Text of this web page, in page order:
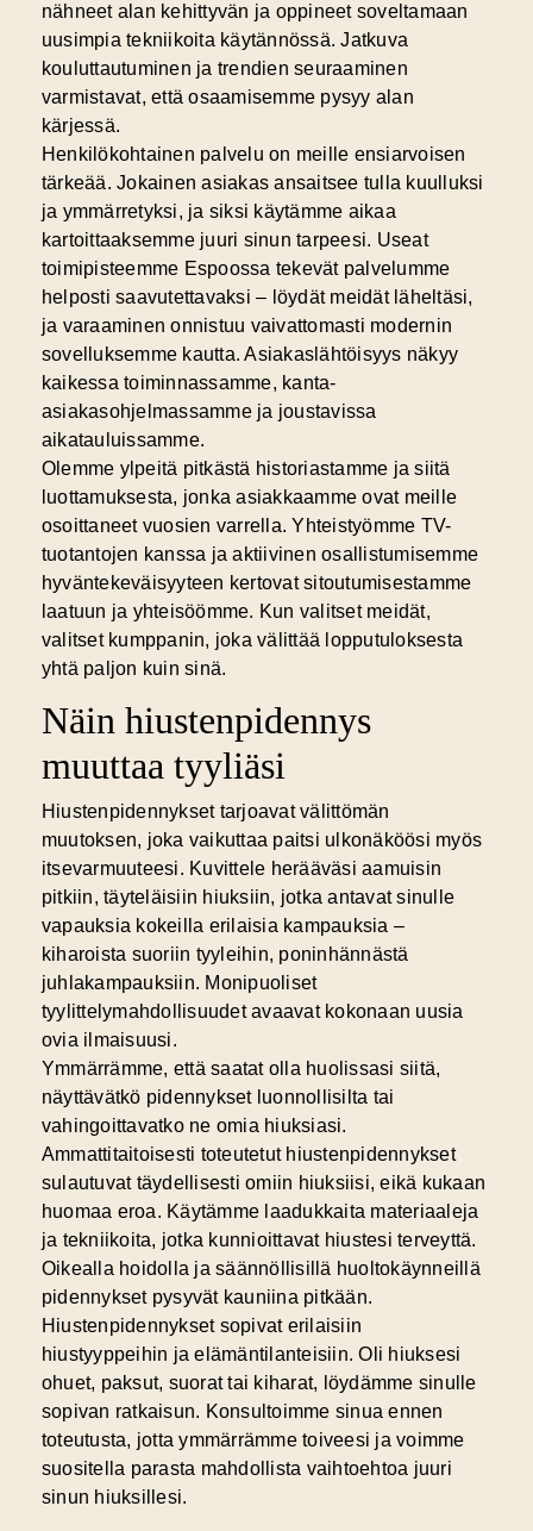
nähneet alan kehittyvän ja oppineet soveltamaan
uusimpia tekniikoita käytännössä. Jatkuva
kouluttautuminen ja trendien seuraaminen
varmistavat, että osaamisemme pysyy alan
kärjessä.
Henkilökohtainen palvelu on meille ensiarvoisen
tärkeää. Jokainen asiakas ansaitsee tulla kuulluksi
ja ymmärretyksi, ja siksi käytämme aikaa
kartoittaaksemme juuri sinun tarpeesi. Useat
toimipisteemme Espoossa tekevät palvelumme
helposti saavutettavaksi – löydät meidät läheltäsi,
ja varaaminen onnistuu vaivattomasti modernin
sovelluksemme kautta. Asiakaslähtöisyys näkyy
kaikessa toiminnassamme, kanta-
asiakasohjelmassamme ja joustavissa
aikatauluissamme.
Olemme ylpeitä pitkästä historiastamme ja siitä
luottamuksesta, jonka asiakkaamme ovat meille
osoittaneet vuosien varrella. Yhteistyömme TV-
tuotantojen kanssa ja aktiivinen osallistumisemme
hyväntekeväisyyteen kertovat sitoutumisestamme
laatuun ja yhteisöömme. Kun valitset meidät,
valitset kumppanin, joka välittää lopputuloksesta
yhtä paljon kuin sinä.
Näin hiustenpidennys
muuttaa tyyliäsi
Hiustenpidennykset tarjoavat välittömän
muutoksen, joka vaikuttaa paitsi ulkonäköösi myös
itsevarmuuteesi. Kuvittele herääväsi aamuisin
pitkiin, täyteläisiin hiuksiin, jotka antavat sinulle
vapauksia kokeilla erilaisia kampauksia –
kiharoista suoriin tyyleihin, poninhännästä
juhlakampauksiin. Monipuoliset
tyylittelymahdollisuudet avaavat kokonaan uusia
ovia ilmaisuusi.
Ymmärrämme, että saatat olla huolissasi siitä,
näyttävätkö pidennykset luonnollisilta tai
vahingoittavatko ne omia hiuksiasi.
Ammattitaitoisesti toteutetut hiustenpidennykset
sulautuvat täydellisesti omiin hiuksiisi, eikä kukaan
huomaa eroa. Käytämme laadukkaita materiaaleja
ja tekniikoita, jotka kunnioittavat hiustesi terveyttä.
Oikealla hoidolla ja säännöllisillä huoltokäynneillä
pidennykset pysyvät kauniina pitkään.
Hiustenpidennykset sopivat erilaisiin
hiustyyppeihin ja elämäntilanteisiin. Oli hiuksesi
ohuet, paksut, suorat tai kiharat, löydämme sinulle
sopivan ratkaisun. Konsultoimme sinua ennen
toteutusta, jotta ymmärrämme toiveesi ja voimme
suositella parasta mahdollista vaihtoehtoa juuri
sinun hiuksillesi.